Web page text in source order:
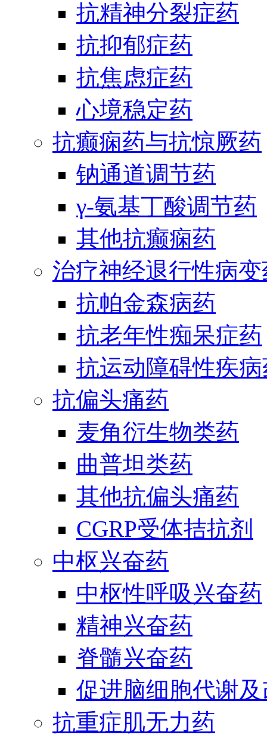
抗精神分裂症药
抗抑郁症药
抗焦虑症药
心境稳定药
抗癫痫药与抗惊厥药
钠通道调节药
γ-氨基丁酸调节药
其他抗癫痫药
治疗神经退行性病
抗帕金森病药
抗老年性痴呆症药
抗运动障碍性疾
抗偏头痛药
麦角衍生物类药
曲普坦类药
其他抗偏头痛药
CGRP受体拮抗剂
中枢兴奋药
中枢性呼吸兴奋药
精神兴奋药
脊髓兴奋药
促进脑细胞代谢
抗重症肌无力药